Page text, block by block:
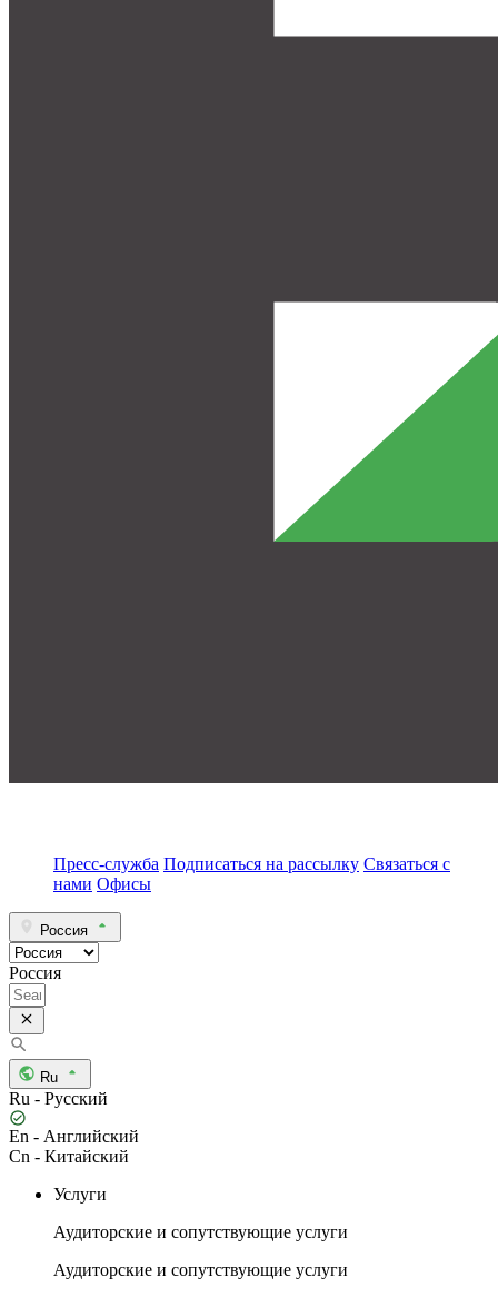
Пресс-служба Подписаться на рассылку Связаться с
нами Офисы
Россия
Россия
Ru
Ru - Русский
En - Английский
Cn - Китайский
Услуги
Аудиторские и сопутствующие услуги
Аудиторские и сопутствующие услуги